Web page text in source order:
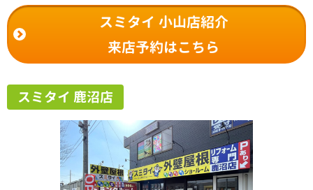
スミタイ 小山店紹介
来店予約はこちら
スミタイ 鹿沼店